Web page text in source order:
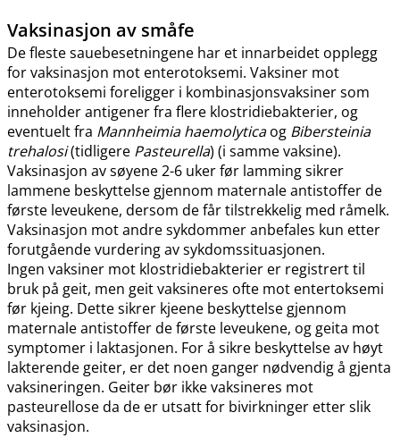
Vaksinasjon av småfe
De fleste sauebesetningene har et innarbeidet opplegg
for vaksinasjon mot enterotoksemi. Vaksiner mot
enterotoksemi foreligger i kombinasjonsvaksiner som
inneholder antigener fra flere klostridiebakterier, og
eventuelt fra Mannheimia haemolyticaog Bibersteinia
trehalosi(tidligere Pasteurella) (i samme vaksine).
Vaksinasjon av søyene 2-6 uker før lamming sikrer
lammene beskyttelse gjennom maternale antistoffer de
første leveukene, dersom de får tilstrekkelig med råmelk.
Vaksinasjon mot andre sykdommer anbefales kun etter
forutgående vurdering av sykdomssituasjonen.
Ingen vaksiner mot klostridiebakterier er registrert til
bruk på geit, men geit vaksineres ofte mot entertoksemi
før kjeing. Dette sikrer kjeene beskyttelse gjennom
maternale antistoffer de første leveukene, og geita mot
symptomer i laktasjonen. For å sikre beskyttelse av høyt
lakterende geiter, er det noen ganger nødvendig å gjenta
vaksineringen. Geiter bør ikke vaksineres mot
pasteurellose da de er utsatt for bivirkninger etter slik
vaksinasjon.